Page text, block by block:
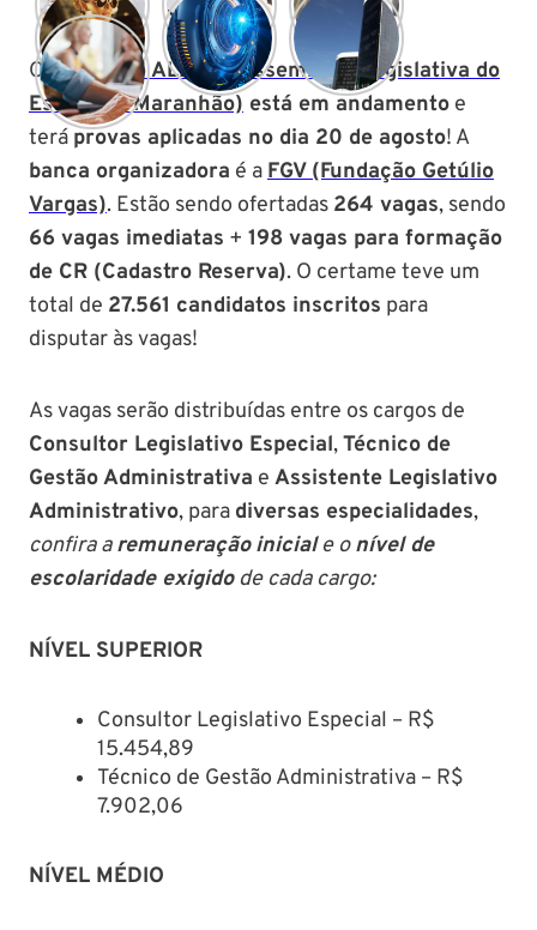
OConcurso ALEMA (Assembleia Legislativa do
Estado do Maranhão) está em andamento e
terá provas aplicadas no dia 20 de agosto! A
banca organizadora é aFGV (Fundação Getúlio
Vargas). Estão sendo ofertadas 264 vagas, sendo
66 vagas imediatas + 198 vagas para formação
de CR (Cadastro Reserva). O certame teve um
total de 27.561 candidatos inscritos para
disputar às vagas!
As vagas serão distribuídas entre os cargos de
Consultor Legislativo Especial,Técnico de
Gestão Administrativa e Assistente Legislativo
Administrativo, para diversas especialidades,
confira aremuneração iniciale onível de
escolaridade exigidode cada cargo:
NÍVEL SUPERIOR
Consultor Legislativo Especial – R$
15.454,89
Técnico de Gestão Administrativa – R$
7.902,06
NÍVEL MÉDIO